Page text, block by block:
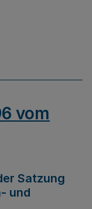
vom
Satzung
und